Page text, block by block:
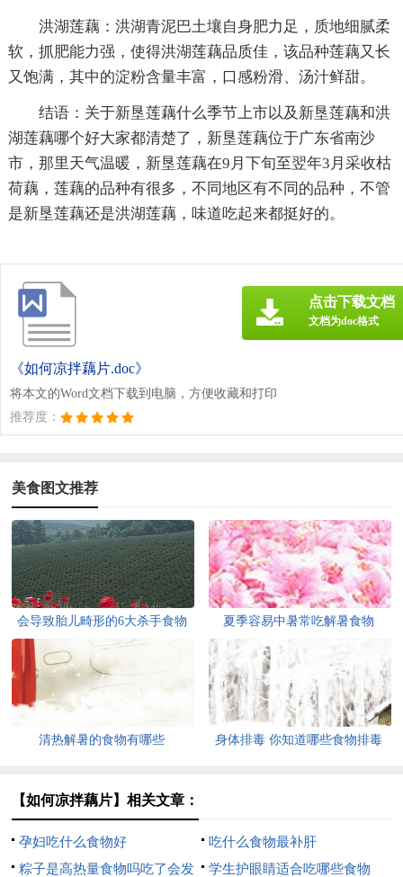
洪湖莲藕：洪湖青泥巴土壤自身肥力足，质地细腻柔
软，抓肥能力强，使得洪湖莲藕品质佳，该品种莲藕又长
又饱满，其中的淀粉含量丰富，口感粉滑、汤汁鲜甜。
结语：关于新垦莲藕什么季节上市以及新垦莲藕和洪
湖莲藕哪个好大家都清楚了，新垦莲藕位于广东省南沙
市，那里天气温暖，新垦莲藕在9月下旬至翌年3月采收枯
荷藕，莲藕的品种有很多，不同地区有不同的品种，不管
是新垦莲藕还是洪湖莲藕，味道吃起来都挺好的。
《如何凉拌藕片.doc》
将本文的Word文档下载到电脑，方便收藏和打印
推荐度：
点击下载文档
文档为doc格式
美食图文推荐
会导致胎儿畸形的6大杀手食物 夏季容易中暑常吃解暑食物
清热解暑的食物有哪些
身体排毒 你知道哪些食物排毒
【如何凉拌藕片】相关文章：
孕妇吃什么食物好
吃什么食物最补肝
粽子是高热量食物吗吃了会发
学生护眼睛适合吃哪些食物